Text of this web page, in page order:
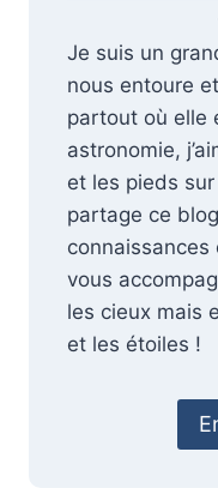
Je suis un
nous entoure
partout où elle
astronomie,
et les pieds
partage ce
connaissances
vous
les cieux mais
et les étoiles !